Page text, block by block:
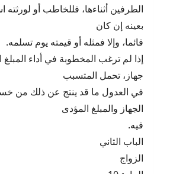
الطرفين أثناءها، فللخاطب أو لورثته
بعينه إن كان
قائما، وإلا فمثله أو قيمته يوم تسلمه.
إذا لم ترغب المخطوبة في أداء
جهاز، تحمل المتسبب
في العدول ما قد ينتج عن ذلك من
الجهاز والمبلغ المؤدى
فيه.
الباب الثاني
الزواج